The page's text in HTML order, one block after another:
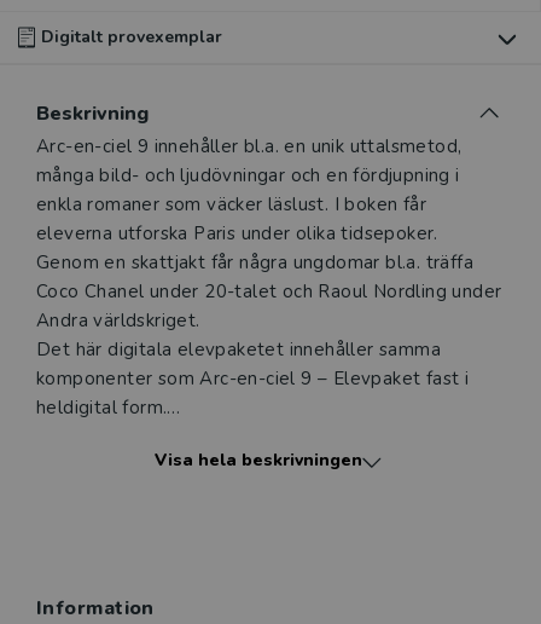
Digitalt provexemplar
digitalt provexemplar av den här produkten.
Ett digitalt provexemplar ger dig tillgång till det digitala
läromedlet där den digitala boken ingår under tre
månader. Observera att erbjudandet endast gäller
relevanta produkter för din undervisning (nivå och ämne)
och dig som är verksam i Sverige.Du kan naturligtvis alltid
kontakta vårkundservice
information eller har frågor om produkten.
Den här produkten kan beställas av lärare i grundskola
Beskrivning
Beskrivning
Arc-en-ciel 9 innehåller bl.a. en unik uttalsmetod,
många bild- och ljudövningar och en fördjupning i
enkla romaner som väcker läslust. I boken får
eleverna utforska Paris under olika tidsepoker.
Genom en skattjakt får några ungdomar bl.a. träffa
Coco Chanel under 20-talet och Raoul Nordling under
Andra världskriget.
Det här digitala elevpaketet innehåller samma
komponenter som Arc-en-ciel 9 – Elevpaket fast i
heldigital form.
klasslicens (upp till 30 användare) och är giltig ett år
Merlin till en insändare. Texterna skiftar mellan
Visa hela beskrivningen
Information